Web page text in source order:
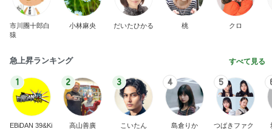
市川團十郎白
猿
小林麻央 だいたひかる 桃 クロ
急上昇ランキング すべて見る
1
EBiDAN 39&Ki
2
高山善廣
3
こいたん
4
島倉りか
5
つばきファク